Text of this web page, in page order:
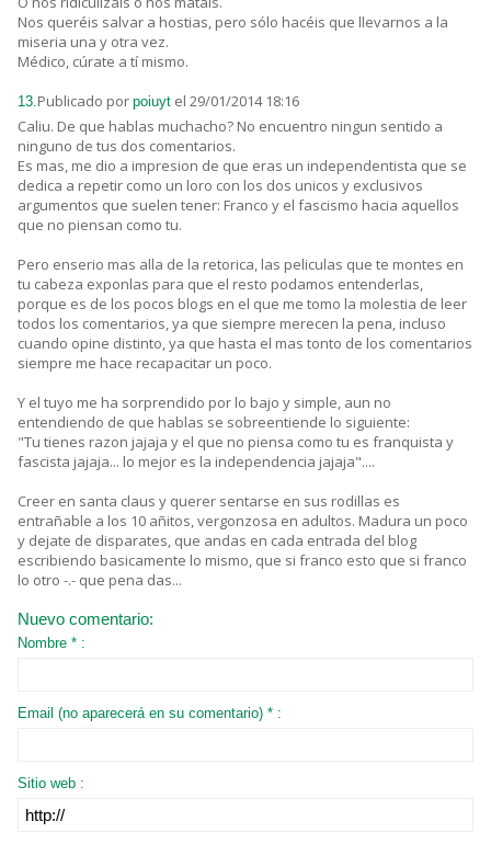
Nos queréis salvar a hostias, pero sólo hacéis que llevarnos a la
miseria una y otra vez.
Médico, cúrate a tí mismo.
13.Publicado por poiuyt el 29/01/2014 18:16
Caliu. De que hablas muchacho? No encuentro ningun sentido a
ninguno de tus dos comentarios.
Es mas, me dio a impresion de que eras un independentista que se
dedica a repetir como un loro con los dos unicos y exclusivos
argumentos que suelen tener: Franco y el fascismo hacia aquellos
que no piensan como tu.
Pero enserio mas alla de la retorica, las peliculas que te montes en
tu cabeza exponlas para que el resto podamos entenderlas,
porque es de los pocos blogs en el que me tomo la molestia de leer
todos los comentarios, ya que siempre merecen la pena, incluso
cuando opine distinto, ya que hasta el mas tonto de los comentarios
siempre me hace recapacitar un poco.
Y el tuyo me ha sorprendido por lo bajo y simple, aun no
entendiendo de que hablas se sobreentiende lo siguiente:
"Tu tienes razon jajaja y el que no piensa como tu es franquista y
fascista jajaja... lo mejor es la independencia jajaja"....
Creer en santa claus y querer sentarse en sus rodillas es
entrañable a los 10 añitos, vergonzosa en adultos. Madura un poco
y dejate de disparates, que andas en cada entrada del blog
escribiendo basicamente lo mismo, que si franco esto que si franco
lo otro -.- que pena das...
Nuevo comentario:
Nombre * :
Email (no aparecerá en su comentario) * :
Sitio web :